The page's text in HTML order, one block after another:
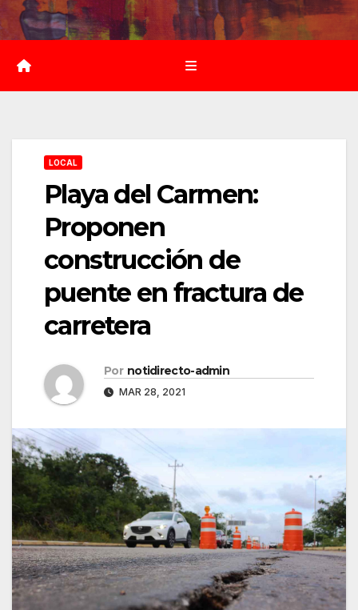
Saltar
al
contenido
LOCAL
Playa del Carmen:
Proponen
construcción de
puente en fractura de
carretera
Por notidirecto-admin
MAR 28, 2021